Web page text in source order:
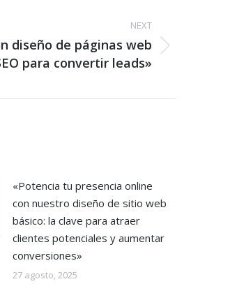
NEXT
diseño de páginas web
para convertir leads»
«Potencia tu presencia online
con nuestro diseño de sitio web
básico: la clave para atraer
clientes potenciales y aumentar
conversiones»
27 agosto, 2025